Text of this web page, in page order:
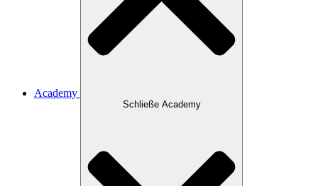
Academy
Schließe Academy